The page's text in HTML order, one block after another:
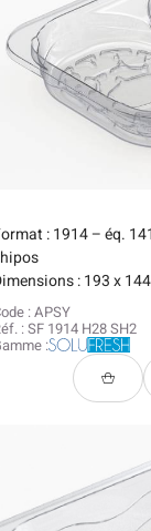
: 1914 – éq.
: 193 x
: APSY
: SF 1914 H28 SH2
: